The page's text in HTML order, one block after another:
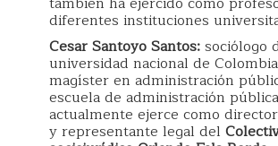
diferentes instituciones
Cesar Santoyo Santos:sociólogo
universidad nacional de
magíster en administración
escuela de administración
actualmente ejerce como
y representante legal del